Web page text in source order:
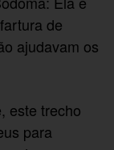
de
ajudavam os
este trecho
para